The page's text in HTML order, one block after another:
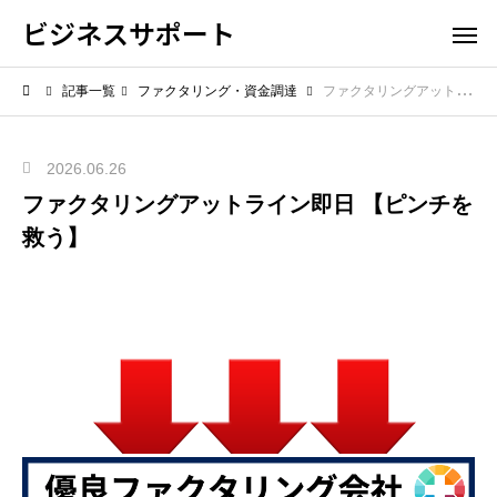
ビジネスサポート
記事一覧 ファクタリング・資金調達 ファクタリングアットライン即日 【ピンチを救う】
2026.06.26
ファクタリングアットライン即日 【ピンチを
救う】